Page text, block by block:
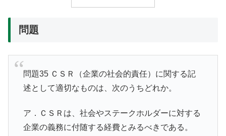
問題
問題35 ＣＳＲ（企業の社会的責任）に関する記
述として適切なものは、次のうちどれか。
ア．ＣＳＲは、社会やステークホルダーに対する
企業の義務に付随する経費とみるべきである。